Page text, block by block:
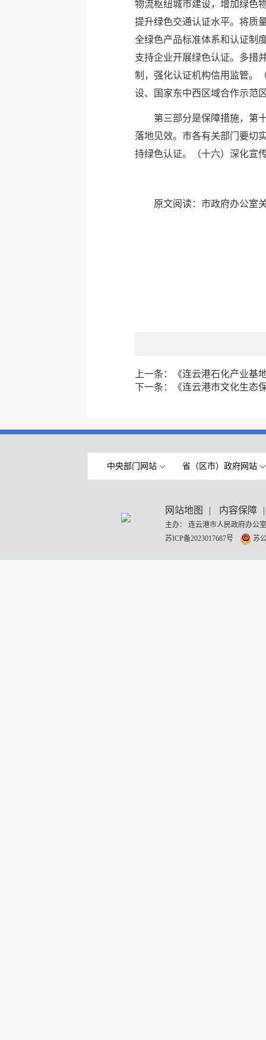
物流枢纽城市建设，增加绿色
提升绿色交通认证水平。将质
全绿色产品标准体系和认证制
支持企业开展绿色认证。多措
制，强化认证机构信用监管。
设、国家东中西区域合作示范
第三部分是保障措施，第
落地见效。市各有关部门要切
持绿色认证。（十六）深化宣
原文阅读： 市政府办公室
上一条：
《连云港石化产业基
下一条：
《连云港市文化生态
中央部门网站 省（区市）政府网站
网站地图 | 内容保障 |
主办： 连云港市人民政府办
苏ICP备2023017687号
苏